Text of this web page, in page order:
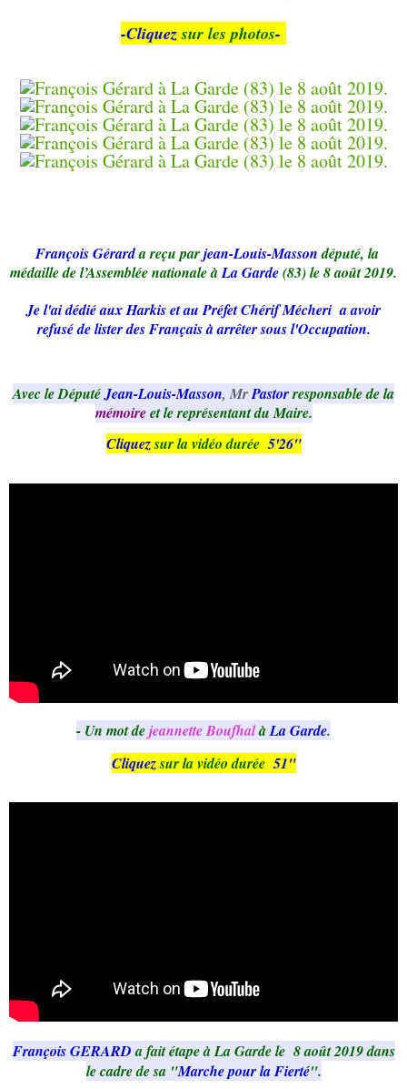
-Cliquezsur les photos-
François Gérarda reçu parjean-Louis-Massondéputé, la
médaille de l’Assemblée nationale àLa Garde(83) le 8 août 2019.
Je l'ai dédié aux Harkis et au Préfet Chérif Mécheri a avoir
refusé de lister des Français à arrêter sous l'Occupation.
Avec le DéputéJean-Louis-Masson, MrPastorresponsable de la
mémoireet le représentant du Maire.
Cliquezsur la vidéo durée 5'26"
- Un mot dejeannette BoufhalàLa Garde.
Cliquezsur la vidéo durée 51"
François GERARDa fait étape à La Garde le 8 août 2019 dans
le cadre de sa "Marche pour la Fierté".